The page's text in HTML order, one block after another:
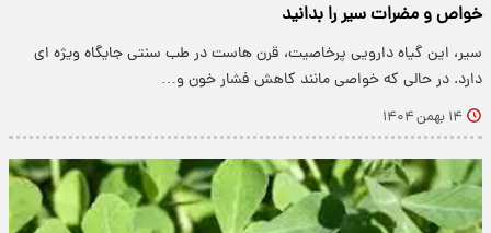
خواص و مضرات سیر را بدانید
سیر، این گیاه دارویی پرخاصیت، قرن هاست در طب سنتی جایگاه ویژه ای
دارد. در حالی که خواصی مانند کاهش فشار خون و…
۱۴ بهمن ۱۴۰۴